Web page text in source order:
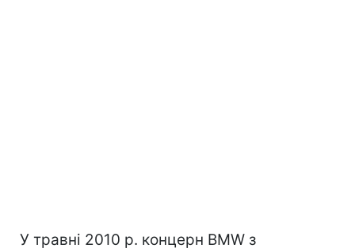
У травні 2010 р. концерн BMW з